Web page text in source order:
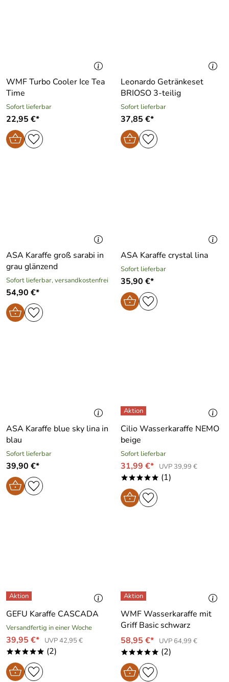
WMF Turbo Cooler Ice Tea
Time
Sofort lieferbar
22,95 €*
Leonardo Getränkeset
BRIOSO 3-teilig
Sofort lieferbar
37,85 €*
ASA Karaffe groß sarabi in
grau glänzend
Sofort lieferbar, versandkostenfrei
54,90 €*
ASA Karaffe crystal lina
Sofort lieferbar
35,90 €*
ASA Karaffe blue sky lina in
blau
Sofort lieferbar
39,90 €*
Cilio Wasserkaraffe NEMO
beige
Sofort lieferbar
31,99 €* UVP 39,99 €
***** (1)
GEFU Karaffe CASCADA
Versandfertig in einer Woche
39,95 €* UVP 42,95 €
***** (2)
WMF Wasserkaraffe mit
Griff Basic schwarz
58,95 €*
UVP 64,99 €
***** (2)